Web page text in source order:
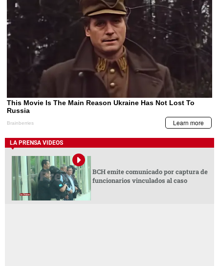
LA PRENSA VIDEOS
BCH emite comunicado por captura de
funcionarios vinculados al caso